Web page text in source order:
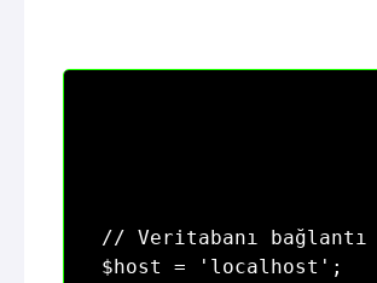
// Veritabanı bağlantı
$host = 'localhost';